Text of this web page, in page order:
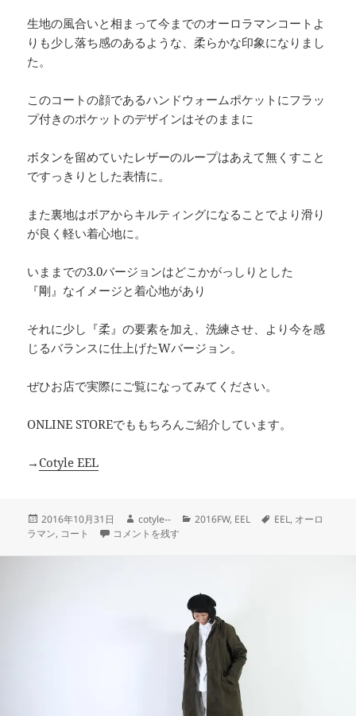
生地の風合いと相まって今までのオーロラマンコートよ
りも少し落ち感のあるような、柔らかな印象になりまし
た。
このコートの顔であるハンドウォームポケットにフラッ
プ付きのポケットのデザインはそのままに
ボタンを留めていたレザーのループはあえて無くすこと
ですっきりとした表情に。
また裏地はボアからキルティングになることでより滑り
が良く軽い着心地に。
いままでの3.0バージョンはどこかがっしりとした
『剛』なイメージと着心地があり
それに少し『柔』の要素を加え、洗練させ、より今を感
じるバランスに仕上げたWバージョン。
ぜひお店で実際にご覧になってみてください。
ONLINE STOREでももちろんご紹介しています。
→Cotyle EEL
投
稿
2016年10月31日
作
成
cotyle--
カ
2016FW, EEL
タ
EEL, オーロ
ラマン, コート EEL Auroraman Coat W に
コメントを残す